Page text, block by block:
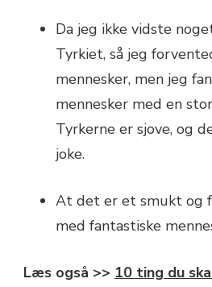
Da jeg ikke vidste
Tyrkiet, så jeg
mennesker, men jeg
mennesker med en
Tyrkerne er sjove, og
joke.
At det er et smukt og
med fantastiske
Læs også >> 10 ting du